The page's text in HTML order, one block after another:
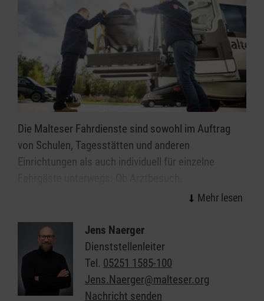
Die Malteser Fahrdienste sind sowohl im Auftrag
von Schulen, Tagesstätten und anderen
Einrichtungen als auch individuell für einzelne
Behördengang, Ausflug oder der Besuch von
Bei uns steht die freundliche und zuverlässige
Beförderung und die umfassende Betreuung der
Fahrgäste im Vordergrund - vor, während und nach
der Fahrt in Altenbeken und Umgebung.
Jens Naerger
Dienststellenleiter
Tel. 05251 1585-100
Jens.Naerger@malteser.org
Nachricht senden